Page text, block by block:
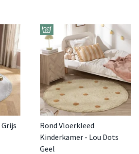
Rond Vloerkleed
Kinderkamer - Lou Dots
Geel